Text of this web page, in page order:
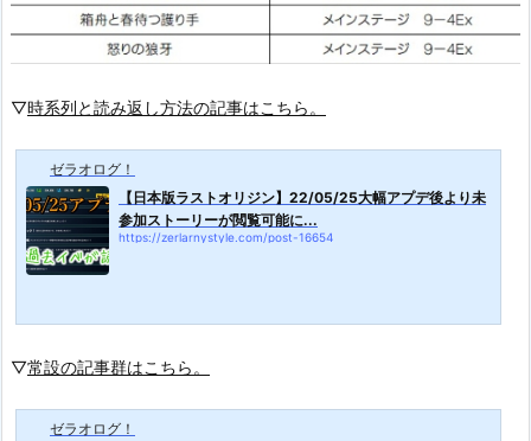
▽時系列と読み返し方法の記事はこちら。
ゼラオログ！
【日本版ラストオリジン】22/05/25大幅アプデ後より未
参加ストーリーが閲覧可能に...
https://zerlarnystyle.com/post-16654
▽常設の記事群はこちら。
ゼラオログ！